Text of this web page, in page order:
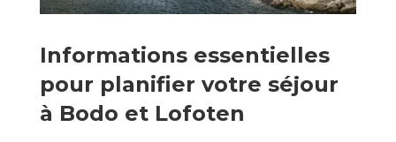
Informations essentielles
pour planifier votre séjour
à Bodo et Lofoten